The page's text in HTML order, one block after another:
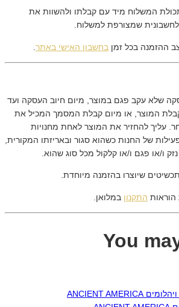
המשלוח מיד עם קבלתו ולהשוות את
לחשבונית שמצורפת למשלוח.
ההזמנה בכל זמן בחשבון האישי באתר
שלא עקב פגם במוצר, מיום חיוב העסקה ועד
המוצר, או מיום קבלת המסמך המכיל את
עליך להחזיר את המוצר לאחת מחנויות
של החנות כשהוא סגור ובאריזתו המקורית,
ו/או פגם ו/או קלקול מכל סוג שהוא.
שיוצרו בהזמנה מיוחדת.
הוראות התקנון במלואן.
You